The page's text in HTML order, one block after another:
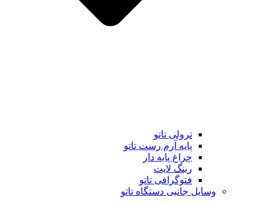
ترولی تاتو
پایه آرم رست تاتو
چراغ پایه دار
رینگ لایت
فتوگرافی تاتو
وسایل جانبی دستگاه تاتو